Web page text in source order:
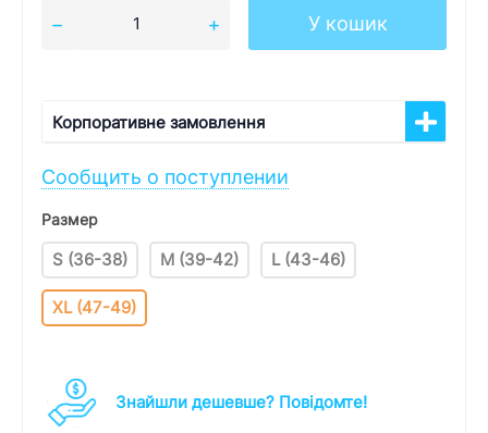
У кошик
Корпоративне замовлення
Сообщить о поступлении
Размер
S (36-38) M (39-42) L (43-46)
XL (47-49)
Знайшли дешевше? Повідомте!